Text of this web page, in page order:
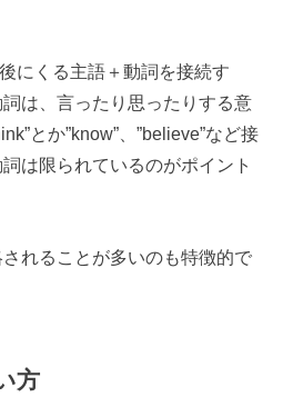
にくる主語＋動詞を接続す
詞は、言ったり思ったりする意
とか”know”、”believe”など接
は限られているのがポイント
されることが多いのも特徴的で
方